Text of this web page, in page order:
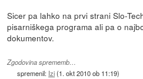
Sicer pa lahko na prvi strani Slo-
pisarniškega programa ali pa o
dokumentov.
Zgodovina sprememb…
spremenil: Izi(1. okt 2010 ob 11:19)